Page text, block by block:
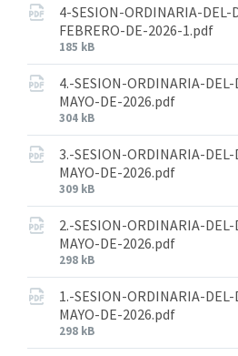
4-SESION-ORDINARIA-DEL-
FEBRERO-DE-2026-1.pdf
185 kB
4.-SESION-ORDINARIA-
MAYO-DE-2026.pdf
304 kB
3.-SESION-ORDINARIA-
MAYO-DE-2026.pdf
309 kB
2.-SESION-ORDINARIA-
MAYO-DE-2026.pdf
298 kB
1.-SESION-ORDINARIA-
MAYO-DE-2026.pdf
298 kB